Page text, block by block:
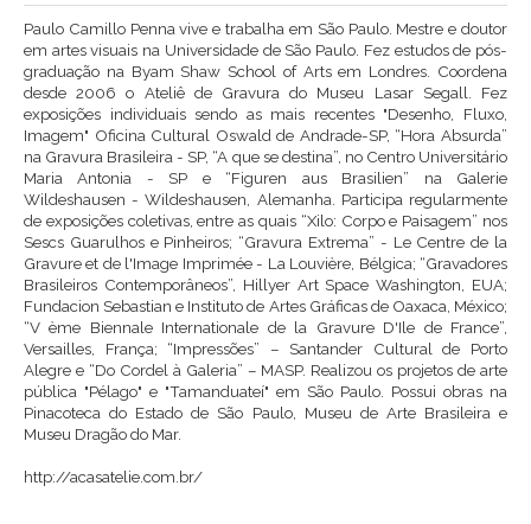
Paulo Camillo Penna vive e trabalha em São Paulo. Mestre e doutor
em artes visuais na Universidade de São Paulo. Fez estudos de pós-
graduação na Byam Shaw School of Arts em Londres. Coordena
desde 2006 o Ateliê de Gravura do Museu Lasar Segall. Fez
exposições individuais sendo as mais recentes "Desenho, Fluxo,
Imagem" Oficina Cultural Oswald de Andrade-SP, “Hora Absurda”
na Gravura Brasileira - SP, “A que se destina”, no Centro Universitário
Maria Antonia - SP e “Figuren aus Brasilien” na Galerie
Wildeshausen - Wildeshausen, Alemanha. Participa regularmente
de exposições coletivas, entre as quais “Xilo: Corpo e Paisagem” nos
Sescs Guarulhos e Pinheiros; “Gravura Extrema” - Le Centre de la
Gravure et de l'Image Imprimée - La Louvière, Bélgica; “Gravadores
Brasileiros Contemporâneos”, Hillyer Art Space Washington, EUA;
Fundacion Sebastian e Instituto de Artes Gráficas de Oaxaca, México;
“V ème Biennale Internationale de la Gravure D'Ile de France”,
Versailles, França; “Impressões” – Santander Cultural de Porto
Alegre e “Do Cordel à Galeria” – MASP. Realizou os projetos de arte
pública "Pélago" e "Tamanduateí" em São Paulo. Possui obras na
Pinacoteca do Estado de São Paulo, Museu de Arte Brasileira e
Museu Dragão do Mar.
http://acasatelie.com.br/